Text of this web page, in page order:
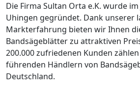
Die Firma Sultan Orta e.K. wurde im
Uhingen gegründet. Dank unserer
Markterfahrung bieten wir Ihnen
Bandsägeblätter zu attraktiven
200.000 zufriedenen Kunden
führenden Händlern von
Deutschland.